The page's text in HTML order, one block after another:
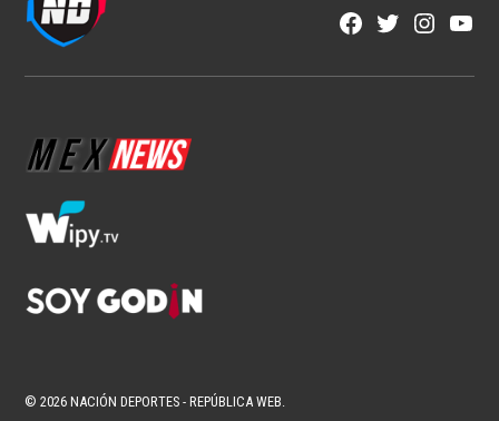
Facebook
Twitter
© 2026 NACIÓN DEPORTES - REPÚBLICA WEB.